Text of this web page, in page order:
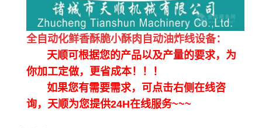
全自动化鲜香酥脆小酥肉自动油炸线设备：
天顺可根据您的产品以及产量的要求，为
你加工定做，更省成本！！！
如果您有需要需求，可点击右侧在线咨
询，天顺为您提供24H在线服务~~~